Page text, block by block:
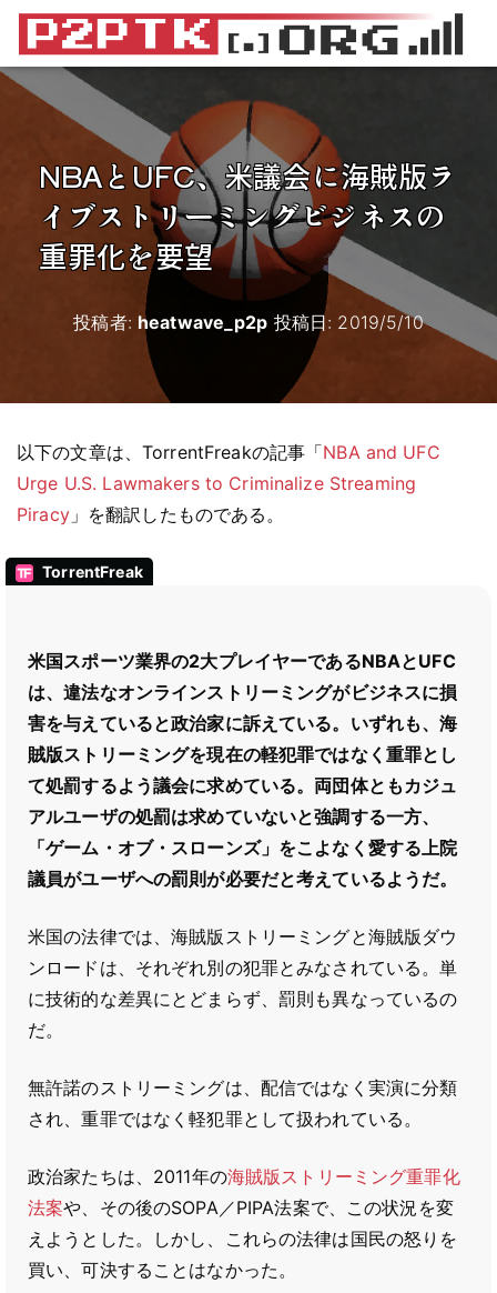
NBAとUFC、米議会に海賊版ラ
イブストリーミングビジネスの
重罪化を要望
投稿者: heatwave_p2p 投稿日: 2019/5/10
以下の文章は、TorrentFreakの記事「NBA and UFC
Urge U.S. Lawmakers to Criminalize Streaming
Piracy」を翻訳したものである。
TorrentFreak
米国スポーツ業界の2大プレイヤーであるNBAとUFC
は、違法なオンラインストリーミングがビジネスに損
害を与えていると政治家に訴えている。いずれも、海
賊版ストリーミングを現在の軽犯罪ではなく重罪とし
て処罰するよう議会に求めている。両団体ともカジュ
アルユーザの処罰は求めていないと強調する一方、
「ゲーム・オブ・スローンズ」をこよなく愛する上院
議員がユーザへの罰則が必要だと考えているようだ。
米国の法律では、海賊版ストリーミングと海賊版ダウ
ンロードは、それぞれ別の犯罪とみなされている。単
に技術的な差異にとどまらず、罰則も異なっているの
だ。
無許諾のストリーミングは、配信ではなく実演に分類
され、重罪ではなく軽犯罪として扱われている。
政治家たちは、2011年の海賊版ストリーミング重罪化
法案や、その後のSOPA／PIPA法案で、この状況を変
えようとした。しかし、これらの法律は国民の怒りを
買い、可決することはなかった。